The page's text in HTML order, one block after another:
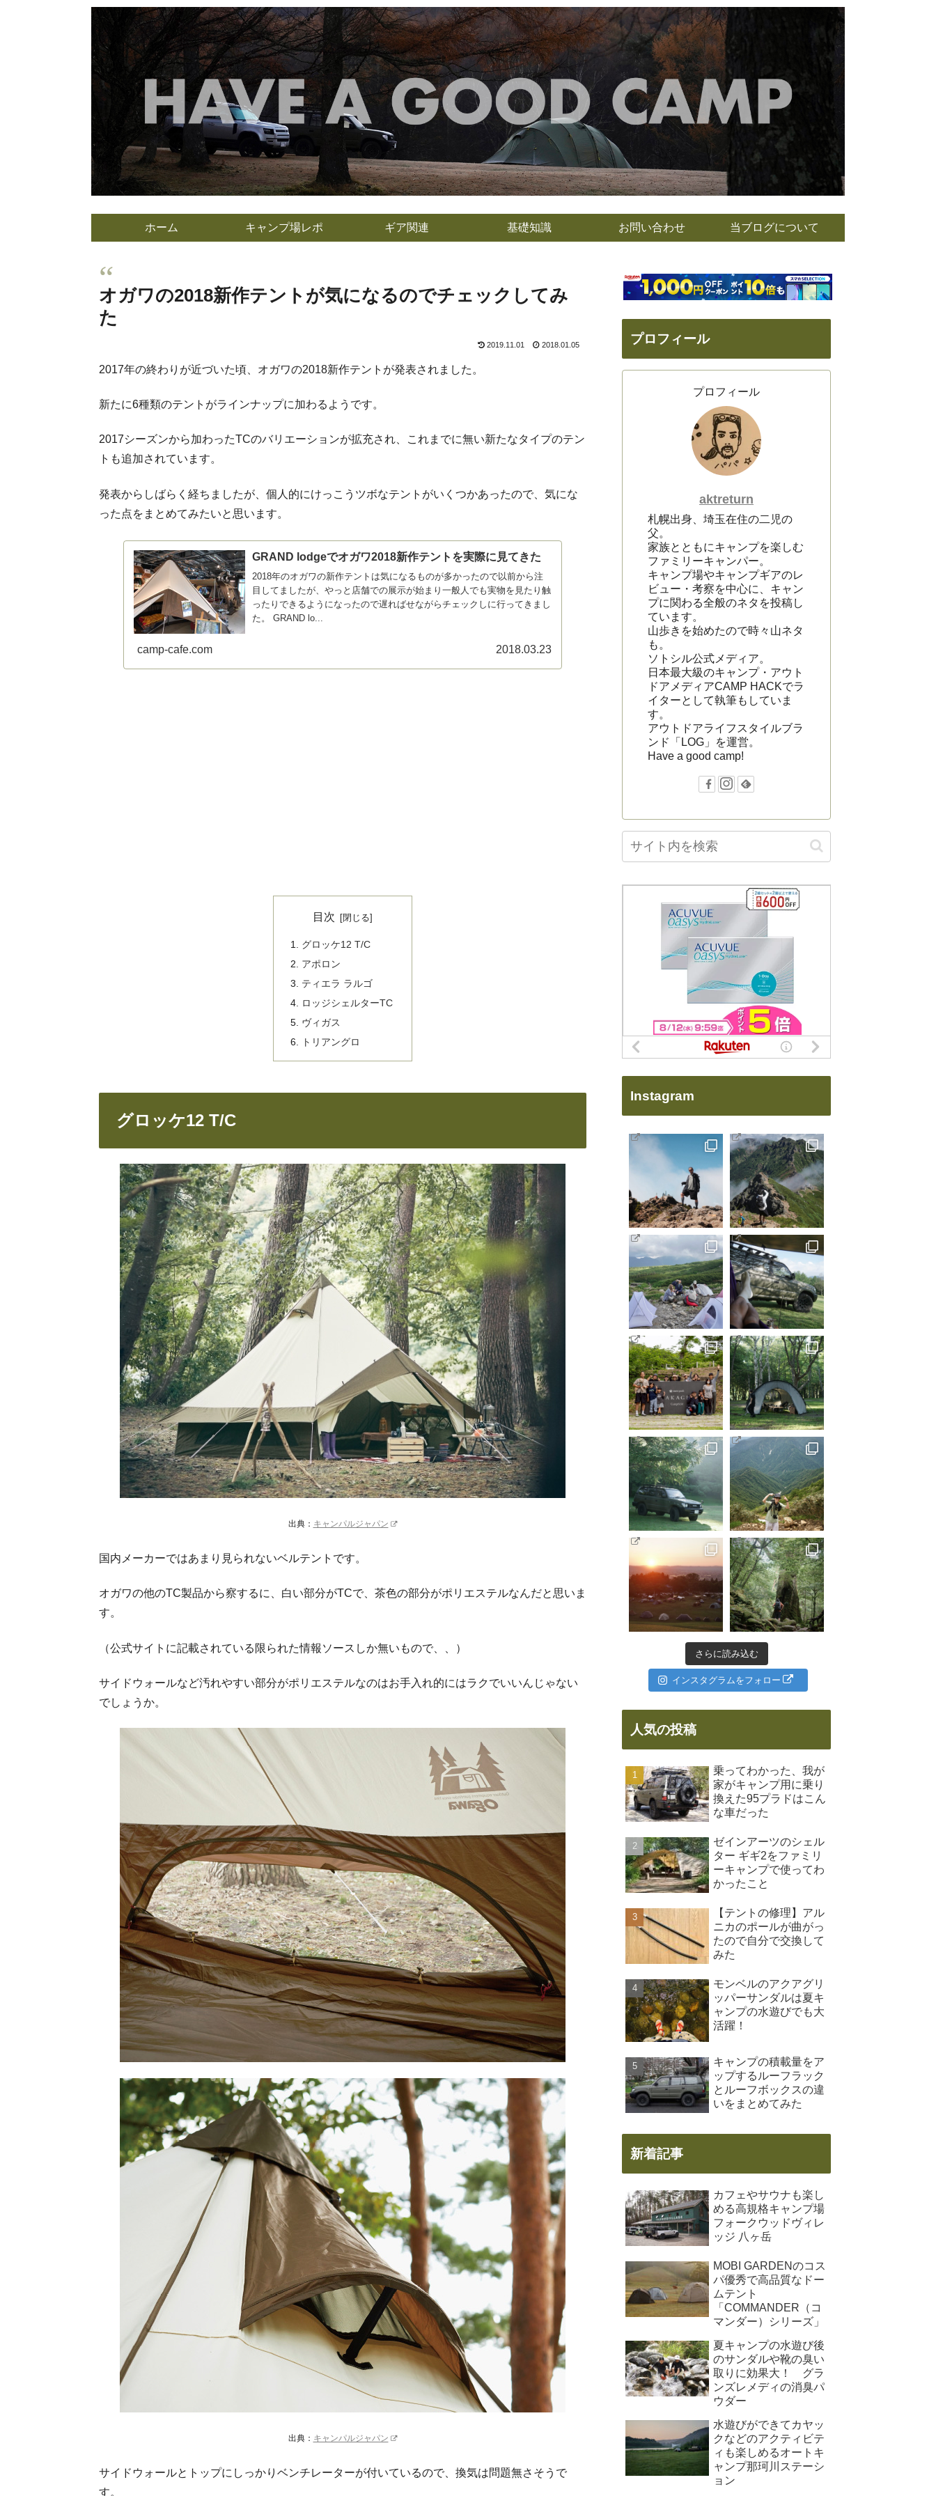
ホーム キャンプ場レポ ギア関連 基礎知識 お問い合わせ 当ブログについて
オガワの2018新作テントが気になるのでチェックしてみ
た
2019.11.01 2018.01.05
2017年の終わりが近づいた頃、オガワの2018新作テントが発表されました。
新たに6種類のテントがラインナップに加わるようです。
2017シーズンから加わったTCのバリエーションが拡充され、これまでに無い新たなタイプのテン
トも追加されています。
発表からしばらく経ちましたが、個人的にけっこうツボなテントがいくつかあったので、気にな
った点をまとめてみたいと思います。
GRAND lodgeでオガワ2018新作テントを実際に見てきた
2018年のオガワの新作テントは気になるものが多かったので以前から注
目してましたが、やっと店舗での展示が始まり一般人でも実物を見たり触
ったりできるようになったので遅ればせながらチェックしに行ってきまし
た。 GRAND lo...
camp-cafe.com 2018.03.23
目次
グロッケ12 T/C
アポロン
ティエラ ラルゴ
ロッジシェルターTC
ヴィガス
トリアングロ
グロッケ12 T/C
出典： キャンパルジャパン
国内メーカーではあまり見られないベルテントです。
オガワの他のTC製品から察するに、白い部分がTCで、茶色の部分がポリエステルなんだと思いま
す。
（公式サイトに記載されている限られた情報ソースしか無いもので、、）
サイドウォールなど汚れやすい部分がポリエステルなのはお手入れ的にはラクでいいんじゃない
でしょうか。
出典： キャンパルジャパン
サイドウォールとトップにしっかりベンチレーターが付いているので、換気は問題無さそうで
す。
プロフィール
プロフィール
aktreturn
札幌出身、埼玉在住の二児の
父。
家族とともにキャンプを楽しむ
ファミリーキャンパー。
キャンプ場やキャンプギアのレ
ビュー・考察を中心に、キャン
プに関わる全般のネタを投稿し
ています。
山歩きを始めたので時々山ネタ
も。
ソトシル公式メディア。
日本最大級のキャンプ・アウト
ドアメディアCAMP HACKでラ
イターとして執筆もしていま
す。
アウトドアライフスタイルブラ
ンド「LOG」を運営。
Have a good camp!
Instagram
さらに読み込む
インスタグラムをフォロー
人気の投稿
乗ってわかった、我が
家がキャンプ用に乗り
換えた95プラドはこん
な車だった
ゼインアーツのシェル
ター ギギ2をファミリ
ーキャンプで使ってわ
かったこと
【テントの修理】アル
ニカのポールが曲がっ
たので自分で交換して
みた
モンベルのアクアグリ
ッパーサンダルは夏キ
ャンプの水遊びでも大
活躍！
キャンプの積載量をア
ップするルーフラック
とルーフボックスの違
いをまとめてみた
新着記事
カフェやサウナも楽し
める高規格キャンプ場
フォークウッドヴィレ
ッジ 八ヶ岳
MOBI GARDENのコス
パ優秀で高品質なドー
ムテント
「COMMANDER（コ
マンダー）シリーズ」
夏キャンプの水遊び後
のサンダルや靴の臭い
取りに効果大！ グラ
ンズレメディの消臭パ
ウダー
水遊びができてカヤッ
クなどのアクティビテ
ィも楽しめるオートキ
ャンプ那珂川ステーシ
ョン